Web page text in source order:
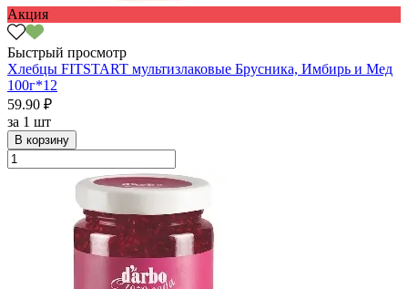
Акция
Быстрый просмотр
Хлебцы FITSTART мультизлаковые Брусника, Имбирь и Мед
100г*12
59.90 ₽
за 1 шт
В корзину